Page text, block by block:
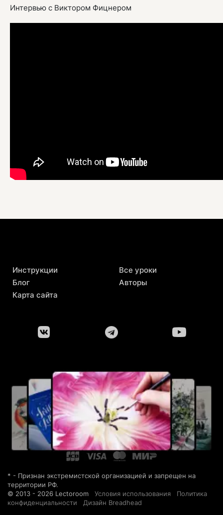
Интервью с Виктором Фицнером
Инструкции
Блог
Карта сайта
Все уроки
Авторы
* - Признан экстремистской организацией и запрещен на
территории РФ.
© 2013 - 2026 Lectoroom Условия использования
Политика
конфиденциальности
Дизайн Breadhead